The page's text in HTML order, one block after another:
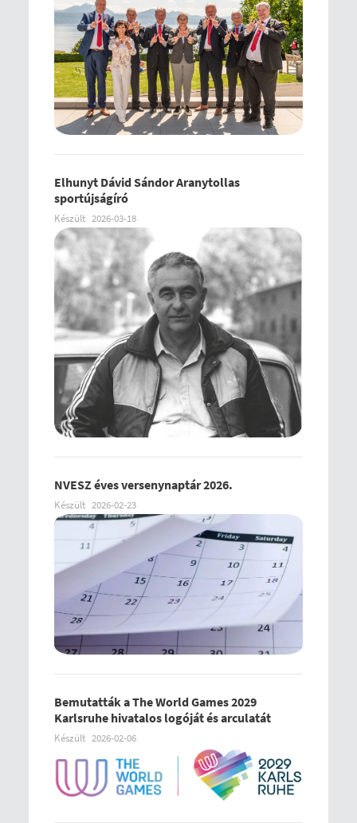
Elhunyt Dávid Sándor Aranytollas
sportújságíró
Készült 2026-03-18
NVESZ éves versenynaptár 2026.
Készült 2026-02-23
Bemutatták a The World Games 2029
Karlsruhe hivatalos logóját és arculatát
Készült 2026-02-06